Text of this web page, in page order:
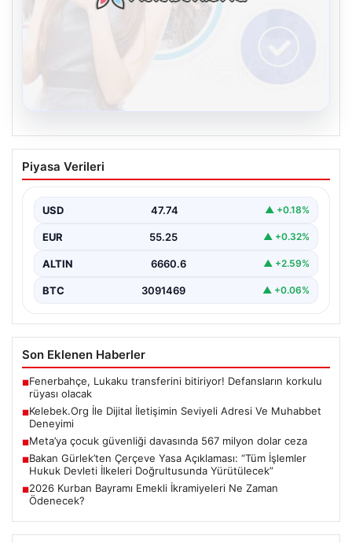
Kelebek.Org İle Dijital İletişimin Seviyeli
Adresi Ve Muhabbet Deneyimi
kurması büyük bir hassasiyet ifade etmektedir.
Günümüzde…
Piyasa Verileri
USD 47.74 ▲ +0.18%
EUR 55.25 ▲ +0.32%
ALTIN 6660.6 ▲ +2.59%
BTC 3091469 ▲ +0.06%
Son Eklenen Haberler
■Fenerbahçe, Lukaku transferini bitiriyor! Defansların korkulu
rüyası olacak
■Kelebek.Org İle Dijital İletişimin Seviyeli Adresi Ve Muhabbet
Deneyimi
■Meta’ya çocuk güvenliği davasında 567 milyon dolar ceza
■Bakan Gürlek’ten Çerçeve Yasa Açıklaması: “Tüm İşlemler
Hukuk Devleti İlkeleri Doğrultusunda Yürütülecek”
■2026 Kurban Bayramı Emekli İkramiyeleri Ne Zaman
Ödenecek?